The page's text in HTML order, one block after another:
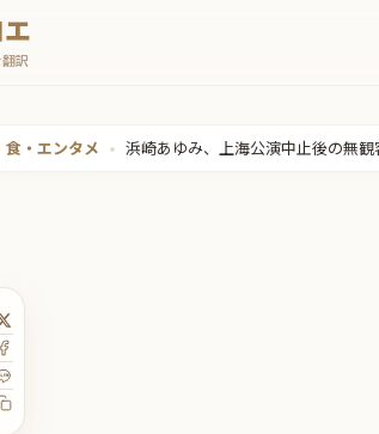
訳
食・エンタメ • 浜崎あゆみ、上海公演中止後の無